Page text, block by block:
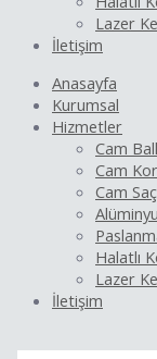
Lazer
İletişim
Anasayfa
Kurumsal
Hizmetler
Cam
Cam
Cam
Halatlı
Lazer
İletişim